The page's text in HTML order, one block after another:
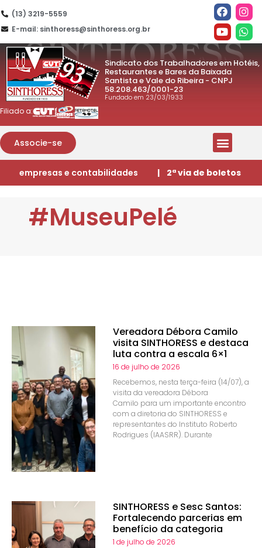
(13) 3219-5559
E-mail: sinthoress@sinthoress.org.br
Sindicato dos Trabalhadores em Hotéis,
Restaurantes e Bares da Baixada
Santista e Vale do Ribeira - CNPJ
58.208.463/0001-23
Fundado em 23/03/1933
Filiado a:
Associe-se
empresas e contabilidades | 2ª via de boletos
#MuseuPelé
Vereadora Débora Camilo
visita SINTHORESS e destaca
luta contra a escala 6×1
16 de julho de 2026
Recebemos, nesta terça-feira (14/07), a
visita da vereadora Débora
Camilo para um importante encontro
com a diretoria do SINTHORESS e
representantes do Instituto Roberto
Rodrigues (IAASRR). Durante
SINTHORESS e Sesc Santos:
Fortalecendo parcerias em
benefício da categoria
1 de julho de 2026